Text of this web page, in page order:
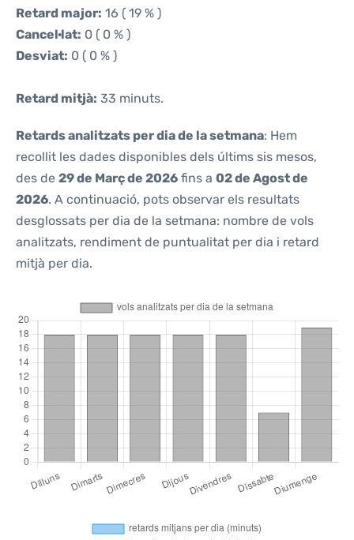
Retard major: 16 ( 19 % )
Cancel·lat: 0 ( 0 % )
Desviat: 0 ( 0 % )
Retard mitjà: 33 minuts.
Retards analitzats per dia de la setmana: Hem
recollit les dades disponibles dels últims sis mesos,
des de 29 de Març de 2026 fins a 02 de Agost de
2026. A continuació, pots observar els resultats
desglossats per dia de la setmana: nombre de vols
analitzats, rendiment de puntualitat per dia i retard
mitjà per dia.